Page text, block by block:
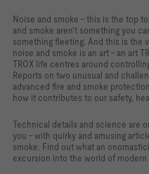
Noise and smoke – this is the top
and smoke aren't something you
something fleeting. And this is the
noise and smoke is an art – an art
TROX life centres around
Reports on two unusual and
advanced fire and smoke
how it contributes to our safety,
Technical details and science are
you – with quirky and amusing
smoke. Find out what an
excursion into the world of modern